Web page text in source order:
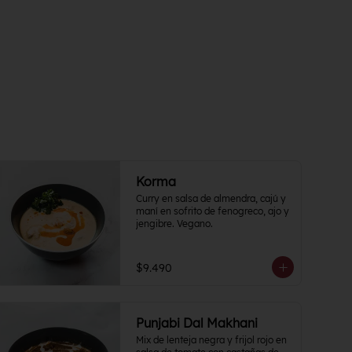
Korma
Curry en salsa de almendra, cajú y
maní en sofrito de fenogreco, ajo y
jengibre. Vegano.
$9.490
Punjabi Dal Makhani
Mix de lenteja negra y frijol rojo en